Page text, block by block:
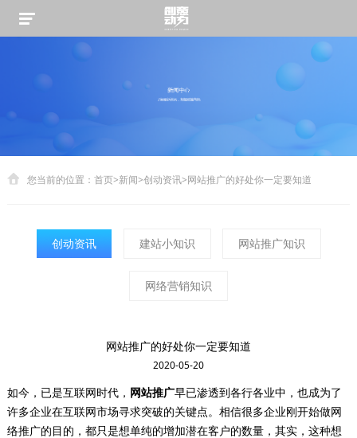
您当前的位置： 首页>新闻>创动资讯>网站推广的好处你一定要知道
创动资讯 建站小知识 网站推广知识
网络营销知识
网站推广的好处你一定要知道
2020-05-20
如今，已是互联网时代， 网站推广早已渗透到各行各业中，也成为了
许多企业在互联网市场寻求突破的关键点。相信很多企业刚开始做网
络推广的目的，都只是想单纯的增加潜在客户的数量，其实，这种想